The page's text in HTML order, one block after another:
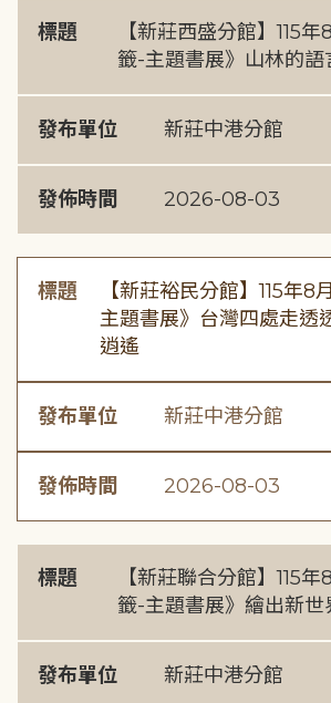
標題
【新莊西盛分館】115
籤-主題書展》山林的語
發布單位 新莊中港分館
發佈時間 2026-08-03
標題
【新莊裕民分館】115年8
主題書展》台灣四處走透
逍遙
發布單位 新莊中港分館
發佈時間 2026-08-03
標題
【新莊聯合分館】115
籤-主題書展》繪出新世
發布單位 新莊中港分館